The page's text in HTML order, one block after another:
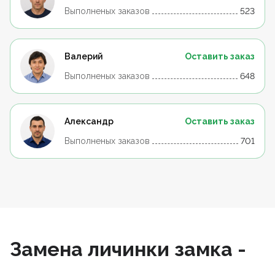
Выполненых заказов 523
Валерий
Оставить заказ
Выполненых заказов
648
Александр
Оставить заказ
Выполненых заказов
701
Замена личинки замка -